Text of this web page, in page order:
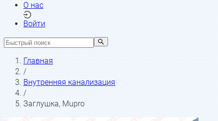
О нас
Войти
Главная
/
Внутренняя канализация
/
Заглушка, Mupro